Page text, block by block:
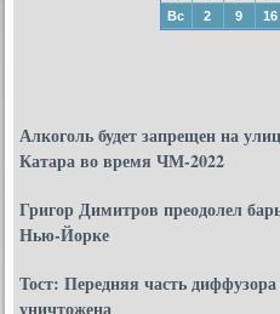
Вс
2 9 16
Алкоголь будет запрещен на
Катара во время ЧМ-2022
Григор Димитров преодолел
Нью-Йорке
Тост: Передняя часть
уничтожена